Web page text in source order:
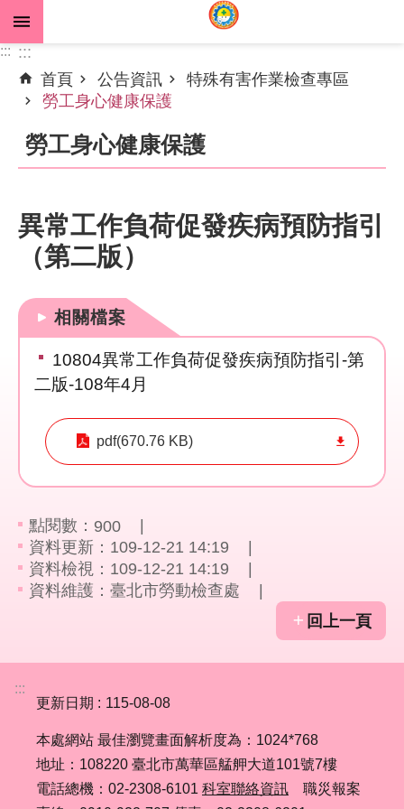
跳到主要內容區塊
進
階
尋
公
告
訊
機
關
介
資
線
上
服
聯
資
相
關
::: :::
首頁
公告資訊
特殊有害作業檢查專區
勞工身心健康保護
勞工身心健康保護
異常工作負荷促發疾病預防指引
（第二版）
相關檔案
10804異常工作負荷促發疾病預防指引-第
二版-108年4月
pdf(670.76 KB)
點閱數： 900
資料更新：109-12-21 14:19
資料檢視：109-12-21 14:19
資料維護：臺北市勞動檢查處
回上一頁
:::
更新日期
115-08-08
本處網站 最佳瀏覽畫面解析度為：1024*768
地址：108220 臺北市萬華區艋舺大道101號7樓
電話總機：02-2308-6101 科室聯絡資訊 職災報案